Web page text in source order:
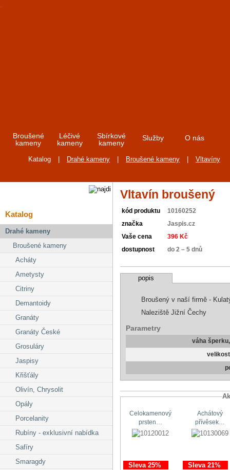
Broušené
kameny
Léčivé
kameny
Sbírkové
kameny
Služby O nás
Katalog Drahé kameny Broušené kameny Vltavíny
Katalog
Drahé kameny
Broušené kameny
Acháty
Ametysty
Citriny
Demantoidy
Granáty
Granáty České
Grosuláry
Jaspisy
Křišťály
Olivín, Chrysolit
Opály
Porcelanity
Rubíny - exklusivní nabídka
Safíry
Smaragdy
Vltavín broušený
kód produktu 10160252
značka Jaspis.cz
Vaše cena 396 Kč
dostupnost do 2 – 5 dnů
popis
Broušený v naší firmě -
Naleziště Jižní Čechy
Parametry
váha
Celokamenový
prsten…
Sleva 25%
Achátový
přívěsek…
Sleva 21%